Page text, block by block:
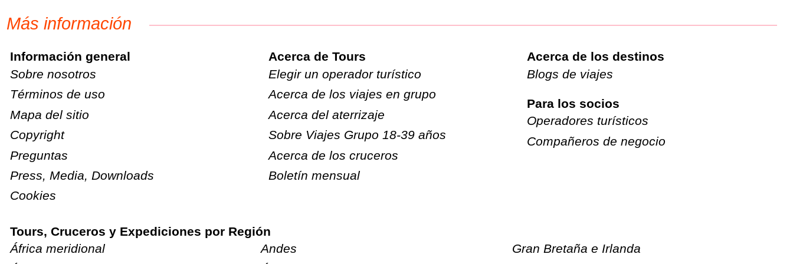
Más información
Información general
Sobre nosotros
Términos de uso
Mapa del sitio
Copyright
Preguntas
Press, Media, Downloads
Cookies
Acerca de Tours
Elegir un operador turístico
Acerca de los viajes en grupo
Acerca del aterrizaje
Sobre Viajes Grupo 18-39 años
Acerca de los cruceros
Boletín mensual
Acerca de los destinos
Blogs de viajes
Para los socios
Operadores turísticos
Compañeros de negocio
Tours, Cruceros y Expediciones por Región
África meridional
Andes
Gran Bretaña e Irlanda